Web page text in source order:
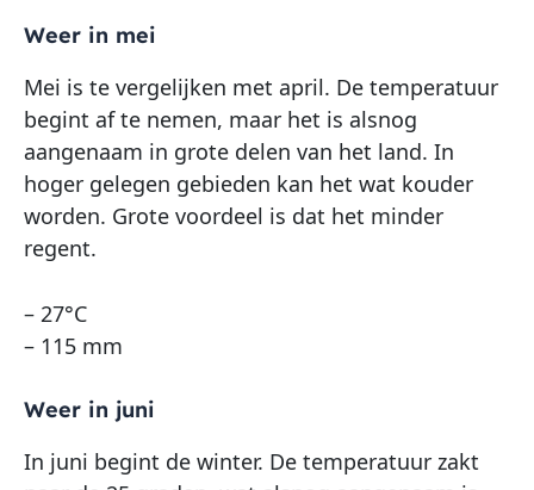
Weer in mei
Mei is te vergelijken met april. De temperatuur
begint af te nemen, maar het is alsnog
aangenaam in grote delen van het land. In
hoger gelegen gebieden kan het wat kouder
worden. Grote voordeel is dat het minder
regent.
– 27°C
– 115 mm
Weer in juni
In juni begint de winter. De temperatuur zakt